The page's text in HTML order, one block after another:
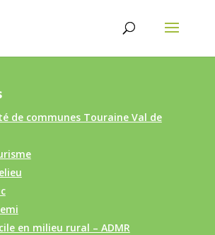
de communes Touraine Val de
en milieu rural – ADMR